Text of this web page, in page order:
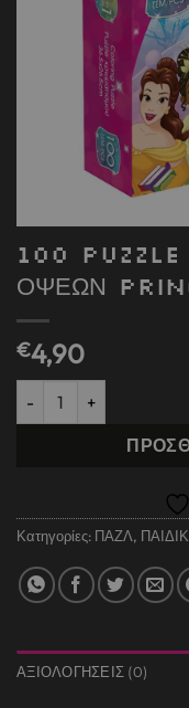
100
ΟΨΕΩΝ
€4,90
100 PUZZLE
Κατηγορίες: ΠΑΖΛ,
ΑΞΙΟΛΟΓΉΣΕΙΣ (0)